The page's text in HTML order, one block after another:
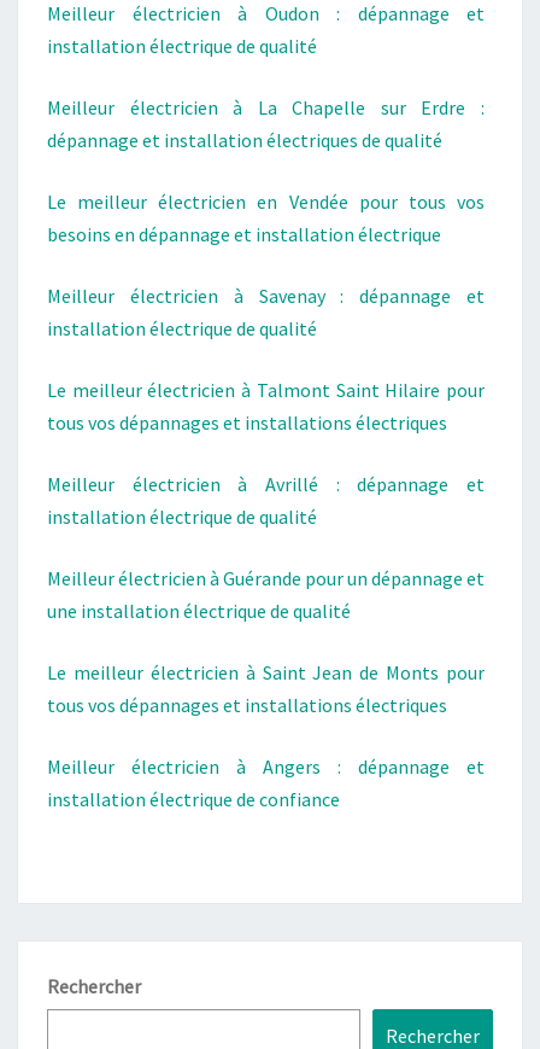
Meilleur électricien à Oudon : dépannage et
installation électrique de qualité
Meilleur électricien à La Chapelle sur Erdre :
dépannage et installation électriques de qualité
Le meilleur électricien en Vendée pour tous vos
besoins en dépannage et installation électrique
Meilleur électricien à Savenay : dépannage et
installation électrique de qualité
Le meilleur électricien à Talmont Saint Hilaire pour
tous vos dépannages et installations électriques
Meilleur électricien à Avrillé : dépannage et
installation électrique de qualité
Meilleur électricien à Guérande pour un dépannage et
une installation électrique de qualité
Le meilleur électricien à Saint Jean de Monts pour
tous vos dépannages et installations électriques
Meilleur électricien à Angers : dépannage et
installation électrique de confiance
Rechercher
Rechercher